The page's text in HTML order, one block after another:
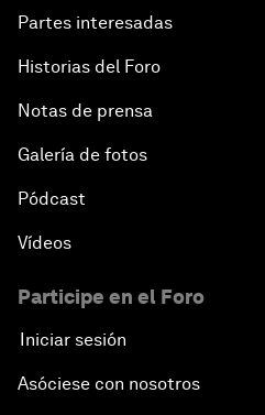
Partes interesadas
Historias del Foro
Notas de prensa
Galería de fotos
Pódcast
Vídeos
Participe en el Foro
Iniciar sesión
Asóciese con nosotros